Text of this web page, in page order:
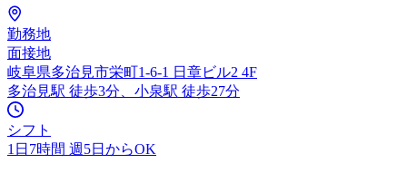
勤務地
面接地
岐阜県多治見市栄町1-6-1 日章ビル2 4F
多治見駅 徒歩3分、小泉駅 徒歩27分
シフト
1日7時間 週5日からOK